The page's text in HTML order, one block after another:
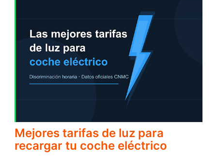
Mejores tarifas de luz para
recargar tu coche eléctrico